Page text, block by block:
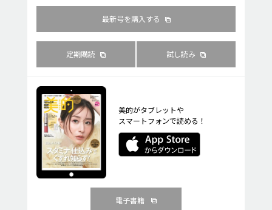
最新号を購入する
定期購読 試し読み
美的がタブレットや
スマートフォンで読める！
電子書籍